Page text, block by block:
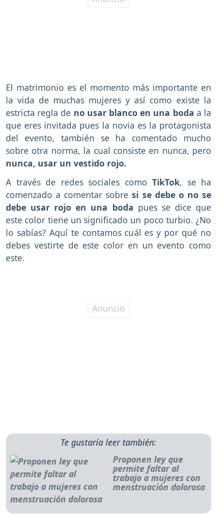
El matrimonio es el momento más importante en
la vida de muchas mujeres y así como existe la
estricta regla de no usar blanco en una boda a la
que eres invitada pues la novia es la protagonista
del evento, también se ha comentado mucho
sobre otra norma, la cual consiste en nunca, pero
nunca, usar un vestido rojo.
A través de redes sociales como TikTok, se ha
comenzado a comentar sobresi se debe o no se
debe usar rojo en una boda pues se dice que
este color tiene un significado un poco turbio. ¿No
lo sabías? Aquí te contamos cuál es y por qué no
debes vestirte de este color en un evento como
este.
Te gustaría leer también:
Proponen ley que
permite faltar al
trabajo a mujeres con
menstruación dolorosa